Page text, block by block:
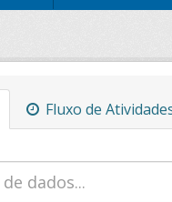
Fluxo de